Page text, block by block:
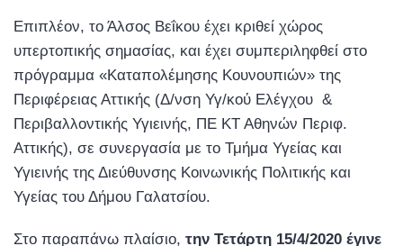
Επιπλέον, το Άλσος Βεΐκου έχει κριθεί χώρος
υπερτοπικής σημασίας, και έχει συμπεριληφθεί στο
πρόγραμμα «Καταπολέμησης Κουνουπιών» της
Περιφέρειας Αττικής (Δ/νση Υγ/κού Ελέγχου &
Περιβαλλοντικής Υγιεινής, ΠΕ ΚΤ Αθηνών Περιφ.
Αττικής), σε συνεργασία με το Τμήμα Υγείας και
Υγιεινής της Διεύθυνσης Κοινωνικής Πολιτικής και
Υγείας του Δήμου Γαλατσίου.
Στο παραπάνω πλαίσιο, την Τετάρτη 15/4/2020 έγινε